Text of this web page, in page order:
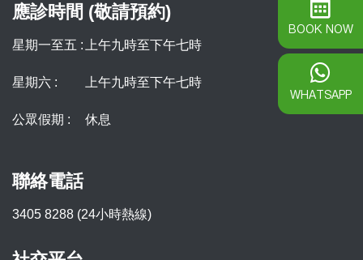
應診時間 (敬請預約)
星期一至五 : 上午九時至下午七時
星期六 : 上午九時至下午七時
公眾假期 : 休息
聯絡電話
3405 8288 (24小時熱線)
BOOK NOW
WHATSAPP